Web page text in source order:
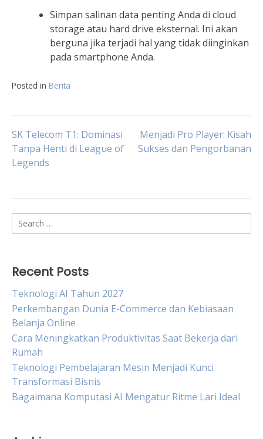
Simpan salinan data penting Anda di cloud
storage atau hard drive eksternal. Ini akan
berguna jika terjadi hal yang tidak diinginkan
pada smartphone Anda.
Posted in Berita
Post
navigation
SK Telecom T1: Dominasi
Tanpa Henti di League of
Legends
Menjadi Pro Player: Kisah
Sukses dan Pengorbanan
Search
for:
Recent Posts
Teknologi AI Tahun 2027
Perkembangan Dunia E-Commerce dan Kebiasaan
Belanja Online
Cara Meningkatkan Produktivitas Saat Bekerja dari
Rumah
Teknologi Pembelajaran Mesin Menjadi Kunci
Transformasi Bisnis
Bagaimana Komputasi AI Mengatur Ritme Lari Ideal